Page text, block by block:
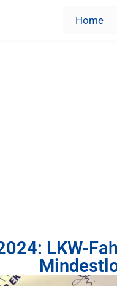
Home
LKW-